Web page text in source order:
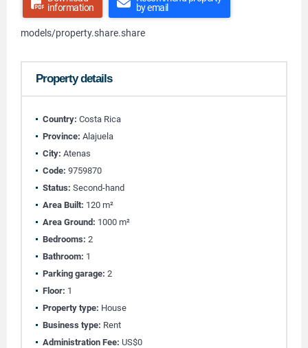
information
by email
models/property.share.share
Property details
Country: Costa Rica
Province: Alajuela
City: Atenas
Code: 9759870
Status: Second-hand
Area Built: 120 m²
Area Ground: 1000 m²
Bedrooms: 2
Bathroom: 1
Parking garage: 2
Floor: 1
Property type: House
Business type: Rent
Administration Fee: US$0